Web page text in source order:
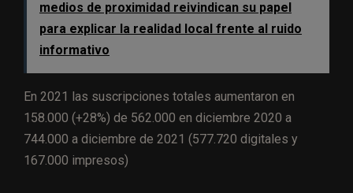
medios de proximidad reivindican su papel
para explicar la realidad local frente al ruido
informativo
En 2021 las suscripciones totales aumentaron en
158.000 (+28%) de 562.000 en diciembre 2020 a
744.000 a diciembre de 2021 (577.720 digitales y
167.000 impresos)